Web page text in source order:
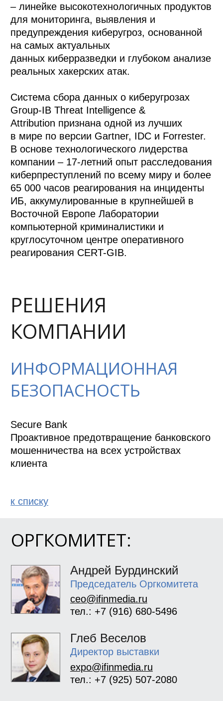
ОРГКОМИТЕТ:
Андрей Бурдинский
Председатель Оргкомитета
ceo@ifinmedia.ru
тел.: +7 (916) 680-5496
Глеб Веселов
Директор выставки
expo@ifinmedia.ru
тел.: +7 (925) 507-2080
– линейке высокотехнологичных продуктов
для мониторинга, выявления и
предупреждения киберугроз, основанной
на самых актуальных
данных киберразведки и глубоком анализе
реальных хакерских атак.
Система сбора данных о киберугрозах
Group-IB Threat Intelligence &
Attribution признана одной из лучших
в мире по версии Gartner, IDC и Forrester.
В основе технологического лидерства
компании – 17-летний опыт расследования
киберпреступлений по всему миру и более
65 000 часов реагирования на инциденты
ИБ, аккумулированные в крупнейшей в
Восточной Европе Лаборатории
компьютерной криминалистики и
круглосуточном центре оперативного
реагирования CERT-GIB.
РЕШЕНИЯ
КОМПАНИИ
ИНФОРМАЦИОННАЯ
БЕЗОПАСНОСТЬ
Secure Bank
Проактивное предотвращение банковского
мошенничества на всех устройствах
клиента
к спиcку